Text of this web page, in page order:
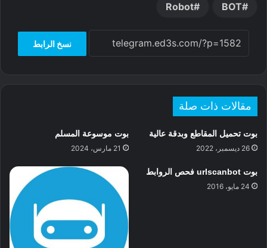
BOT
Robot
نسخ الرابط
مقالات ذات صلة
بوت تحميل المقاطع وبدقة عالية
26 ديسمبر، 2022
بوت موسوعة المسلم
21 مارس، 2024
بوت urlscanbot فحص الروابط
24 مايو، 2016